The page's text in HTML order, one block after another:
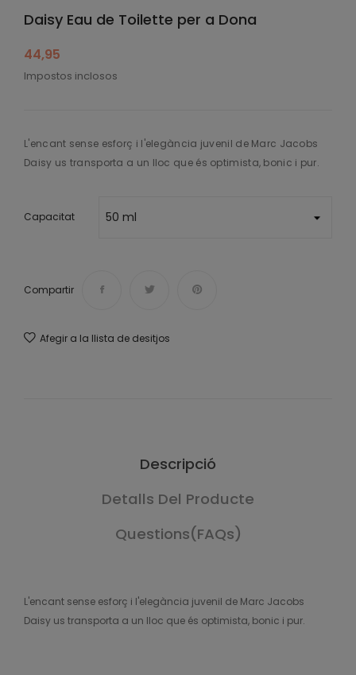
Daisy Eau de Toilette per a Dona
44,95
Impostos inclosos
L'encant sense esforç i l'elegància juvenil de Marc Jacobs
Daisy us transporta a un lloc que és optimista, bonic i pur.
Capacitat
Compartir
Afegir a la llista de desitjos
Descripció
Detalls Del Producte
Questions(FAQs)
L'encant sense esforç i l'elegància juvenil de Marc Jacobs
Daisy us transporta a un lloc que és optimista, bonic i pur.